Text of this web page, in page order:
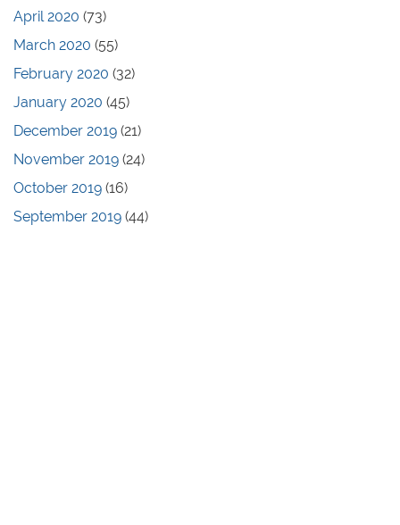
April 2020 (73)
March 2020 (55)
February 2020 (32)
January 2020 (45)
December 2019 (21)
November 2019 (24)
October 2019 (16)
September 2019 (44)